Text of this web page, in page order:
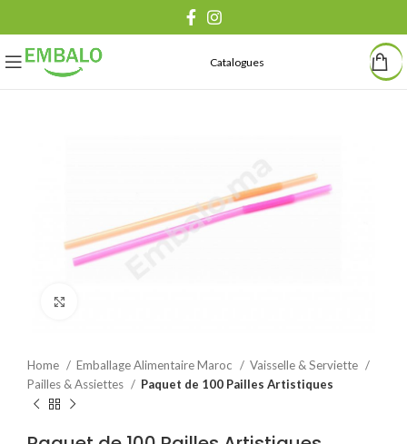
Catalogues
Home Emballage Alimentaire Maroc
Vaisselle & Serviette
Pailles & Assiettes
Paquet de 100 Pailles Artistiques